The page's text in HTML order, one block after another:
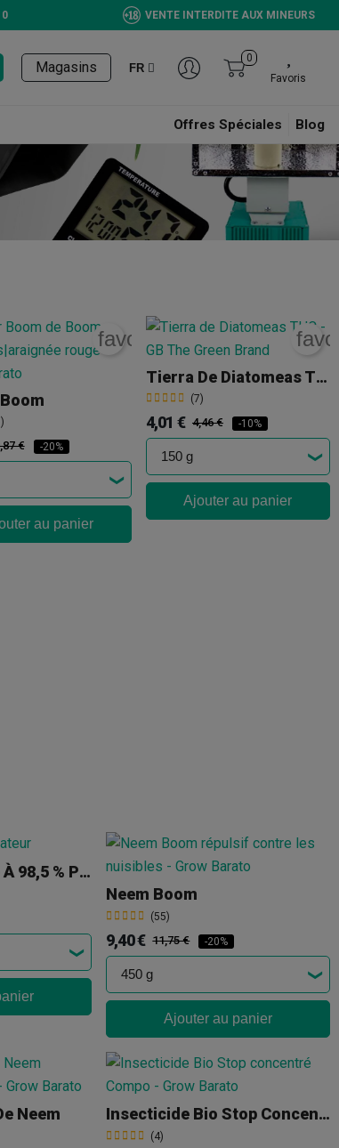
VENTE INTERDITE AUX MINEURS
Magasins FR
0
Favoris
Offres Spéciales Blog
favorite_border
€ -20%
au panier
Tierra De Diatomeas THC
(7)
4,01 € 4,46 € -10%
Ajouter au panier
Soufre Micronisé À 98,5 % Pour Sublimateur
Neem Boom
(55)
9,40 € 11,75 € -20%
Ajouter au panier
Neem Insecticide Bio Stop Concentré Compo
(4)